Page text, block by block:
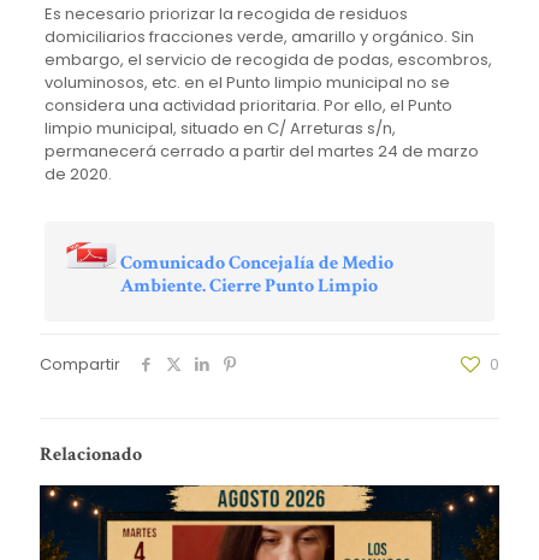
Es necesario priorizar la recogida de residuos
domiciliarios fracciones verde, amarillo y orgánico. Sin
embargo, el servicio de recogida de podas, escombros,
voluminosos, etc. en el Punto limpio municipal no se
considera una actividad prioritaria. Por ello, el Punto
limpio municipal, situado en C/ Arreturas s/n,
permanecerá cerrado a partir del martes 24 de marzo
de 2020.
Comunicado Concejalía de Medio
Ambiente. Cierre Punto Limpio
Compartir 0
Relacionado